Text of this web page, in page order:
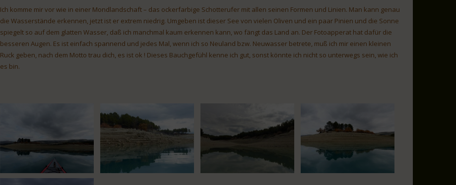
Ich komme mir vor wie in einer Mondlandschaft – das ockerfarbige Schotterufer mit allen seinen Formen und Linien. Man kann genau
die Wasserstände erkennen, jetzt ist er extrem niedrig. Umgeben ist dieser See von vielen Oliven und ein paar Pinien und die Sonne
spiegelt so auf dem glatten Wasser, daß ich manchmal kaum erkennen kann, wo fängt das Land an. Der Fotoapperat hat dafür die
besseren Augen. Es ist einfach spannend und jedes Mal, wenn ich so Neuland bzw. Neuwasser betrete, muß ich mir einen kleinen
Ruck geben, nach dem Motto trau dich, es ist ok ! Dieses Bauchgefühl kenne ich gut, sonst könnte ich nicht so unterwegs sein, wie ich
es bin.